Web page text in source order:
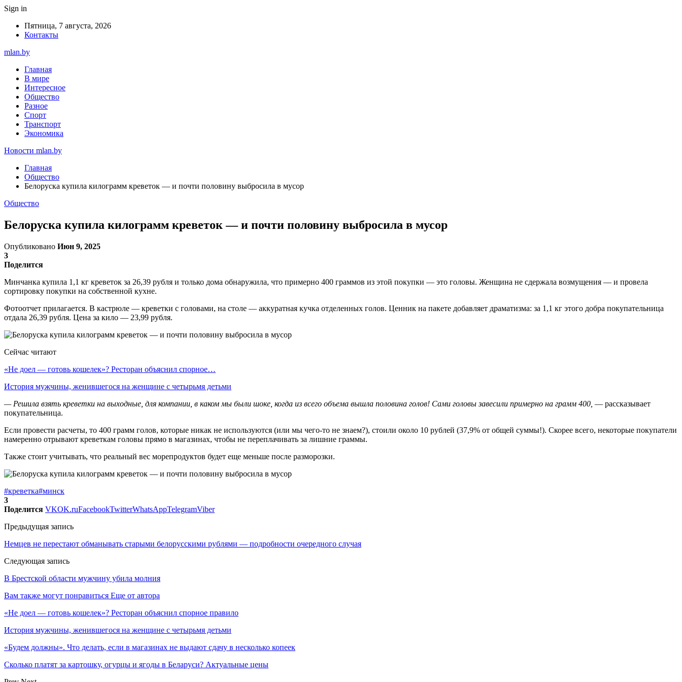
Sign in
Пятница, 7 августа, 2026
Контакты
mlan.by
Главная
В мире
Интересное
Общество
Разное
Спорт
Транспорт
Экономика
Новости mlan.by
Главная
Общество
Белоруска купила килограмм креветок — и почти половину выбросила в мусор
Общество
Белоруска купила килограмм креветок — и почти половину выбросила в мусор
Опубликовано Июн 9, 2025
3
Поделится
Минчанка купила 1,1 кг креветок за 26,39 рубля и только дома обнаружила, что примерно 400 граммов из этой покупки — это головы. Женщина не сдержала возмущения — и провела
сортировку покупки на собственной кухне.
Фотоотчет прилагается. В кастрюле — креветки с головами, на столе — аккуратная кучка отделенных голов. Ценник на пакете добавляет драматизма: за 1,1 кг этого добра покупательница
отдала 26,39 рубля. Цена за кило — 23,99 рубля.
Сейчас читают
«Не доел — готовь кошелек»? Ресторан объяснил спорное…
История мужчины, женившегося на женщине с четырьмя детьми
— Решила взять креветки на выходные, для компании, в каком мы были шоке, когда из всего объема вышла половина голов! Сами головы завесили примерно на грамм 400, — рассказывает
покупательница.
Если провести расчеты, то 400 грамм голов, которые никак не используются (или мы чего-то не знаем?), стоили около 10 рублей (37,9% от общей суммы!). Скорее всего, некоторые покупатели
намеренно отрывают креветкам головы прямо в магазинах, чтобы не переплачивать за лишние граммы.
Также стоит учитывать, что реальный вес морепродуктов будет еще меньше после разморозки.
#креветка#минск
3
Поделится VKOK.ruFacebookTwitterWhatsAppTelegramViber
Предыдущая запись
Немцев не перестают обманывать старыми белорусскими рублями — подробности очередного случая
Следующая запись
В Брестской области мужчину убила молния
Вам также могут понравиться Еще от автора
«Не доел — готовь кошелек»? Ресторан объяснил спорное правило
История мужчины, женившегося на женщине с четырьмя детьми
«Будем должны». Что делать, если в магазинах не выдают сдачу в несколько копеек
Сколько платят за картошку, огурцы и ягоды в Беларуси? Актуальные цены